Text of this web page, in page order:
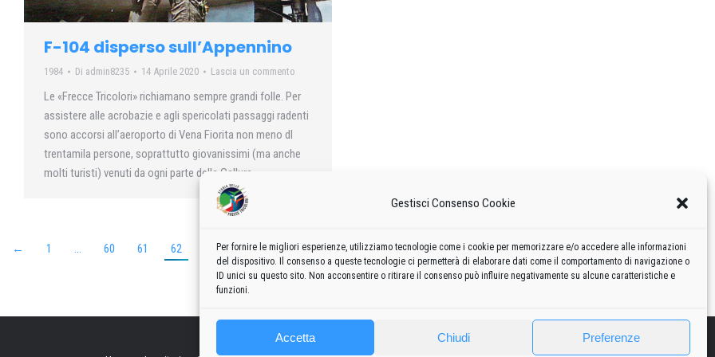
Gestisci Consenso Cookie
Per fornire le migliori esperienze, utilizziamo tecnologie come i cookie per memorizzare e/o accedere alle informazioni
del dispositivo. Il consenso a queste tecnologie ci permetterà di elaborare dati come il comportamento di navigazione o
ID unici su questo sito. Non acconsentire o ritirare il consenso può influire negativamente su alcune caratteristiche e
funzioni.
Accetta Chiudi Preferenze
F-104 disperso sull’Appennino
1984 Di admin8235 14 Aprile 2020 Lascia un commento
Le «Frecce Tricolori» richiamano sempre grandi folle. Per
assistere alle acrobazie e agli spericolati passaggi radenti
sono accorsi all’aeroporto di Vena Fiorita non meno dl
trentamila persone, soprattutto giovanissimi (ma anche
molti turisti) venuti da ogni parte della Gallura
← 1 … 60 61 62 64 … 99 →